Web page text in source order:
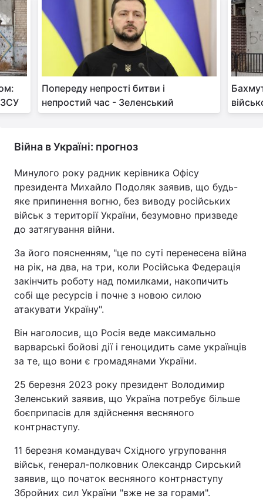
ЗСУ
Попереду непрості битви і
непростий час - Зеленський
Війна в Україні: прогноз
Минулого року радник керівника Офісу
президента Михайло Подоляк заявив, що будь-
яке припинення вогню, без виводу російських
військ з території України, безумовно призведе
до затягування війни.
За його поясненням, "це по суті перенесена війна
на рік, на два, на три, коли Російська Федерація
закінчить роботу над помилками, накопичить
собі ще ресурсів і почне з новою силою
атакувати Україну".
Він наголосив, що Росія веде максимально
варварські бойові дії і геноцидить саме українців
за те, що вони є громадянами України.
25 березня 2023 року президент Володимир
Зеленський заявив, що Україна потребує більше
боєприпасів для здійснення весняного
контрнаступу.
11 березня командувач Східного угруповання
військ, генерал-полковник Олександр Сирський
заявив, що початок весняного контрнаступу
Збройних сил України "вже не за горами".